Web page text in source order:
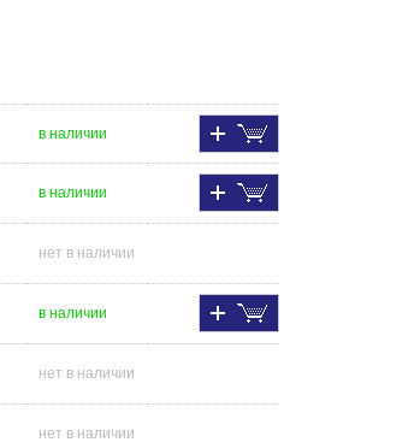
в наличии
в наличии
нет в наличии
в наличии
нет в наличии
нет в наличии